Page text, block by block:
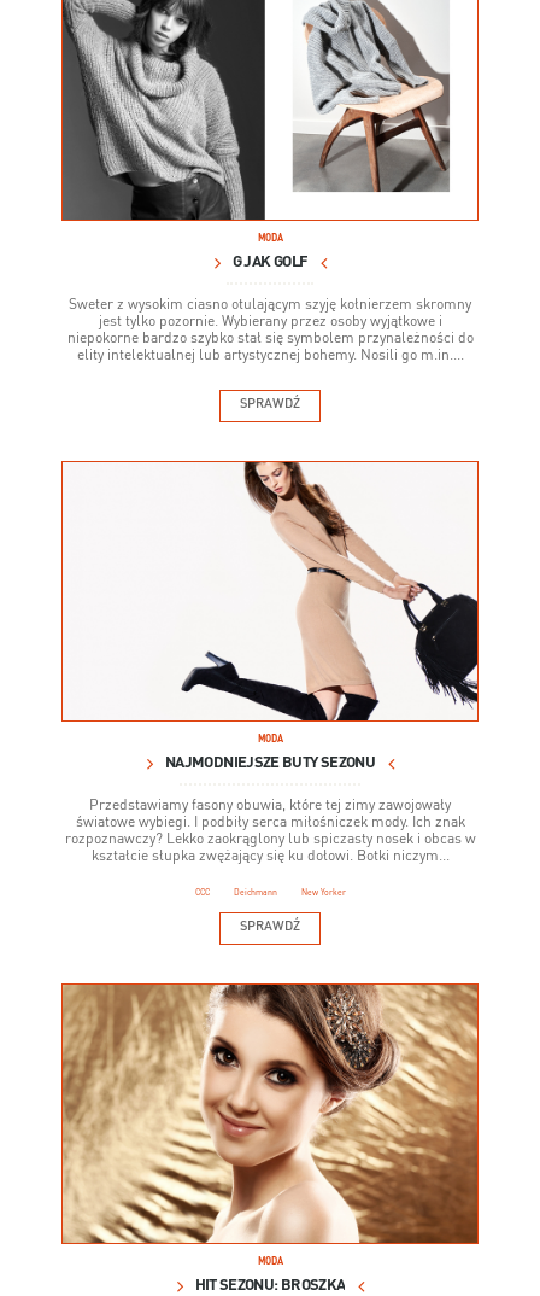
MODA
G JAK GOLF
Sweter z wysokim ciasno otulającym szyję kołnierzem skromny
jest tylko pozornie. Wybierany przez osoby wyjątkowe i
niepokorne bardzo szybko stał się symbolem przynależności do
elity intelektualnej lub artystycznej bohemy. Nosili go m.in....
SPRAWDŹ
MODA
NAJMODNIEJSZE BUTY SEZONU
Przedstawiamy fasony obuwia, które tej zimy zawojowały
światowe wybiegi. I podbiły serca miłośniczek mody. Ich znak
rozpoznawczy? Lekko zaokrąglony lub spiczasty nosek i obcas w
kształcie słupka zwężający się ku dołowi. Botki niczym...
CCC Deichmann New Yorker
SPRAWDŹ
MODA
HIT SEZONU: BROSZKA